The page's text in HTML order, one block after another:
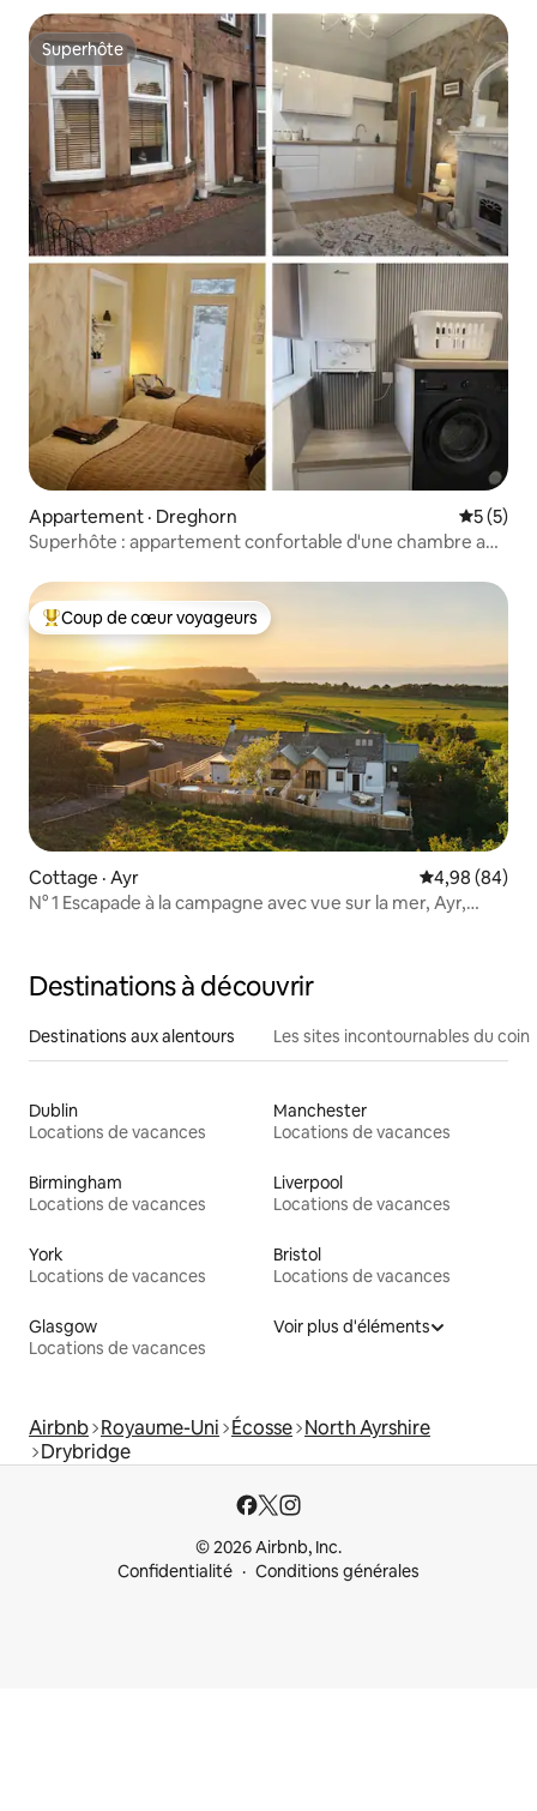
Superhôte
Superhôte
Appartement · Dreghorn Note
5 (5)
Superhôte : appartement confortable d'une chambre au
Coup de cœur voyageurs parmi les plus aimés
Coup de cœur voyageurs
Cottage · Ayr Note
4,98 (84)
N° 1 Escapade à la campagne avec vue sur la mer, Ayr,
Destinations à découvrir
Destinations aux alentours Les sites incontournables du coin
Dublin
Locations de vacances
Manchester
Locations de vacances
Birmingham
Locations de vacances
Liverpool
Locations de vacances
York
Locations de vacances
Bristol
Locations de vacances
Glasgow
Locations de vacances
Voir plus d'éléments
Airbnb Royaume-Uni Écosse North Ayrshire
Drybridge
© 2026 Airbnb, Inc.
Confidentialité
Conditions générales